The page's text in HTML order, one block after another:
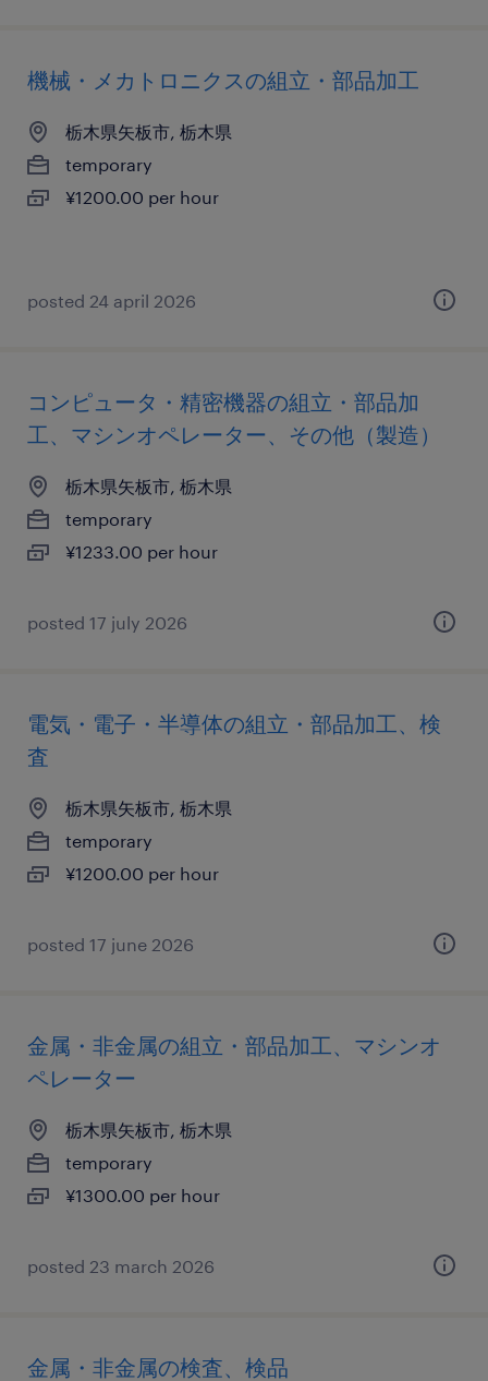
機械・メカトロニクスの組立・部品加工
栃木県矢板市, 栃木県
temporary
¥1200.00 per hour
posted 24 april 2026
コンピュータ・精密機器の組立・部品加
工、マシンオペレーター、その他（製造）
栃木県矢板市, 栃木県
temporary
¥1233.00 per hour
posted 17 july 2026
電気・電子・半導体の組立・部品加工、検
査
栃木県矢板市, 栃木県
temporary
¥1200.00 per hour
posted 17 june 2026
金属・非金属の組立・部品加工、マシンオ
ペレーター
栃木県矢板市, 栃木県
temporary
¥1300.00 per hour
posted 23 march 2026
金属・非金属の検査、検品